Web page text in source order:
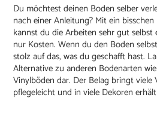
Du möchtest deinen Boden selber
nach einer Anleitung? Mit ein
kannst du die Arbeiten sehr gut
nur Kosten. Wenn du den Boden
stolz auf das, was du geschafft hast.
Alternative zu anderen Bodenarten
Vinylböden dar. Der Belag bringt
pflegeleicht und in viele Dekoren